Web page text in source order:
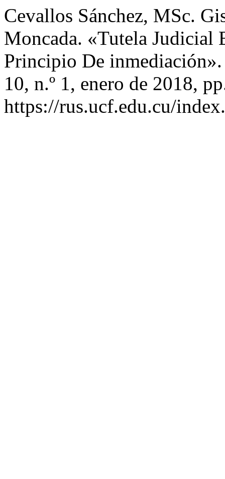
Cevallos Sánchez, MSc.
Moncada. «Tutela Judicial
Principio De
10, n.º 1, enero de 2018,
https://rus.ucf.edu.cu/